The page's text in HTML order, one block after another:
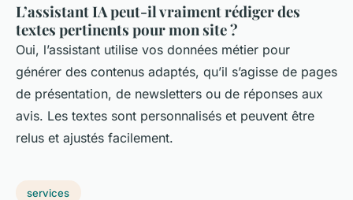
L’assistant IA peut-il vraiment rédiger des
textes pertinents pour mon site ?
Oui, l’assistant utilise vos données métier pour
générer des contenus adaptés, qu’il s’agisse de pages
de présentation, de newsletters ou de réponses aux
avis. Les textes sont personnalisés et peuvent être
relus et ajustés facilement.
services